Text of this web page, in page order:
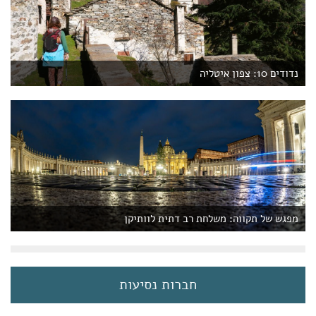
נדודים 10: צפון איטליה
מפגש של תקווה: משלחת רב דתית לוותיקן
חברות נסיעות